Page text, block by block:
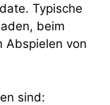
Typische
beim
Abspielen von
sind: